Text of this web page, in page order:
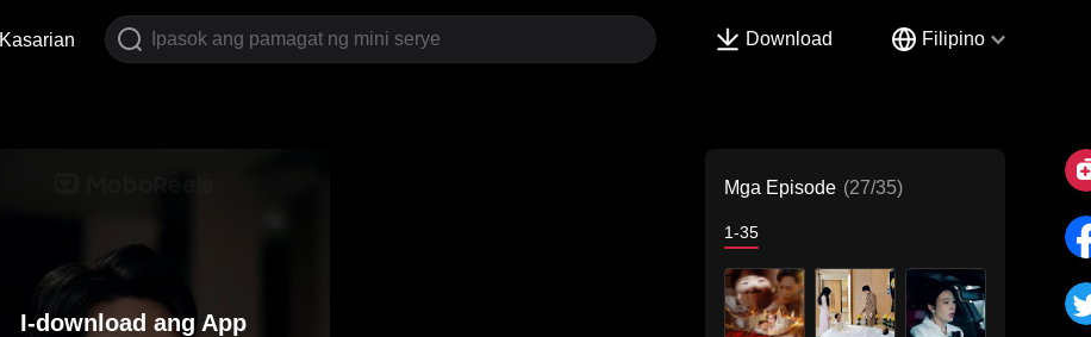
Kasarian Download Filipino
I-download ang App
Mga Episode (27/35)
1-35